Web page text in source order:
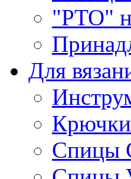
"РТО"
Для
Крючки
Спицы